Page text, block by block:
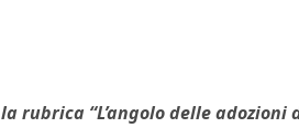
rubrica “L’angolo delle adozioni